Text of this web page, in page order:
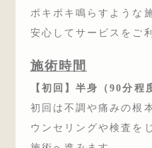
ポキポキ鳴らすような
安心してサービスをご
施術時間
【初回】半身（90分
初回は不調や痛みの根
ウンセリングや検査を